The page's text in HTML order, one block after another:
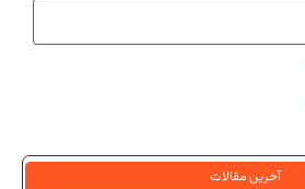
آخرین مقالات